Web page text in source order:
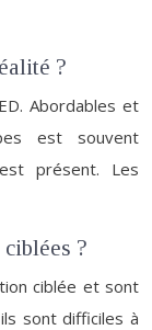
?
Abordables et
est souvent
présent. Les
?
ciblée et sont
sont difficiles à